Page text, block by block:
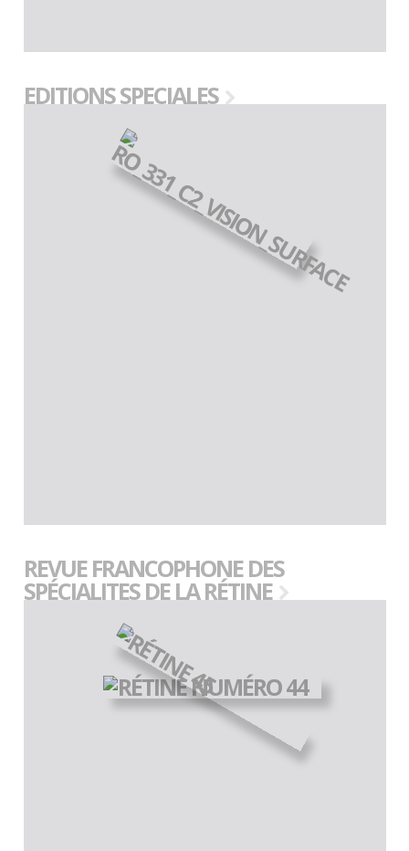
EDITIONS SPECIALES
REVUE FRANCOPHONE DES
SPÉCIALITES DE LA RÉTINE